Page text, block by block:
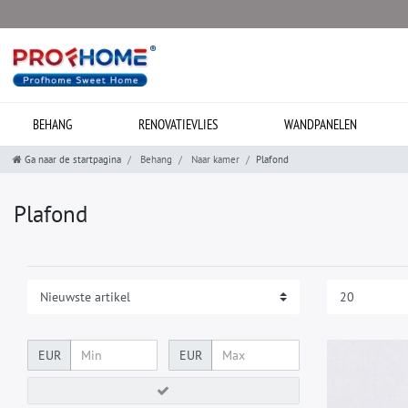
BEHANG RENOVATIEVLIES WANDPANELEN
Ga naar de startpagina Behang Naar kamer Plafond
Plafond
EUR EUR